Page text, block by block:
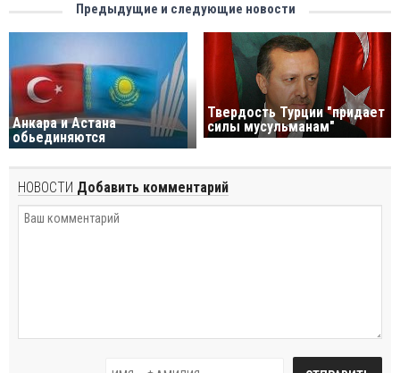
Предыдущие и следующие новости
Анкара и Астана
обьединяются
Твердость Турции "придает
силы мусульманам"
НОВОСТИ Добавить комментарий